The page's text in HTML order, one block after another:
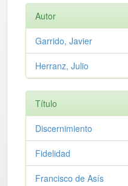
Autor
Garrido, Javier
Herranz, Julio
Título
Discernimiento
Fidelidad
Francisco de Asís